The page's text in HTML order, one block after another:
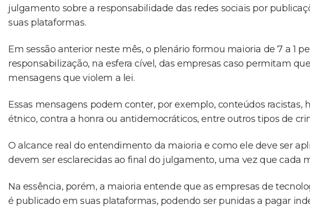
julgamento sobre a responsabilidade das redes sociais por
suas plataformas.
Em sessão anterior neste mês, o plenário formou maioria de 7 a 1
responsabilização, na esfera cível, das empresas caso permitam
mensagens que violem a lei.
Essas mensagens podem conter, por exemplo, conteúdos racistas,
étnico, contra a honra ou antidemocráticos, entre outros tipos de
O alcance real do entendimento da maioria e como ele deve ser
devem ser esclarecidas ao final do julgamento, uma vez que cada
Na essência, porém, a maioria entende que as empresas de
é publicado em suas plataformas, podendo ser punidas a pagar